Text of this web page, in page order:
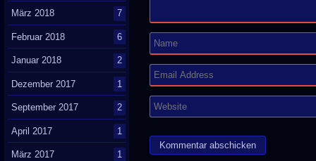
März 2018 7
Februar 2018 6
Januar 2018 2
Dezember 2017 1
September 2017 2
April 2017 1
März 2017 1